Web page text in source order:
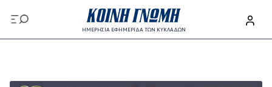
Παράκαμψη προς το κυρίως περιεχόμενο
ΗΜΕΡΗΣΙΑ ΕΦΗΜΕΡΙΔΑ ΤΩΝ ΚΥΚΛΑΔΩΝ